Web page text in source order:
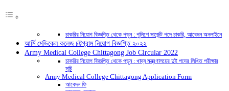
চাকরির নিয়োগ বিজ্ঞপ্তি থেকে পড়ুন : পুলিশে সার্জেন্ট পদে চাকরি, আবেদন অনলাইনে
আর্মি মেডিকেল কলেজ চট্টগ্রাম নিয়োগ বিজ্ঞপ্তি ২০২২
Army Medical College Chittagong Job Circular 2022
চাকরির নিয়োগ বিজ্ঞপ্তি থেকে পড়ুন : খাদ্য মন্ত্রণালয়ের দুই পদের লিখিত পরীক্ষার
সূচি
Army Medical College Chittagong Application Form
আবেদন ফি